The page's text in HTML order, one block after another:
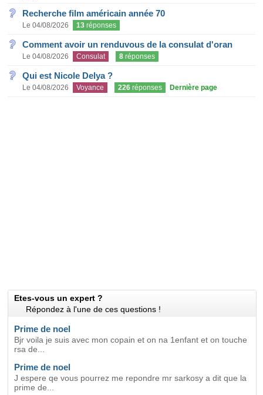
Recherche film américain année 70
Le 04/08/2026 13 réponses
Comment avoir un renduvous de la consulat d'oran
Le 04/08/2026 Consulat 8 réponses
Qui est Nicole Delya ?
Le 04/08/2026 Voyance 226 réponses Dernière page
Etes-vous un expert ?
Répondez à l'une de ces questions !
Prime de noel
Bjr voila je suis avec mon copain et on na 1enfant et on touche
rsa de...
Prime de noel
J espere qe vous pourrez me repondre mr sarkosy a dit que la
prime de...